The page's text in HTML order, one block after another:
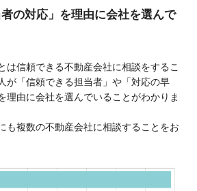
の対応」を理由に会社を選んで
は信頼できる不動産会社に相談をするこ
が「信頼できる担当者」や「対応の早
理由に会社を選んでいることがわかりま
も複数の不動産会社に相談することをお